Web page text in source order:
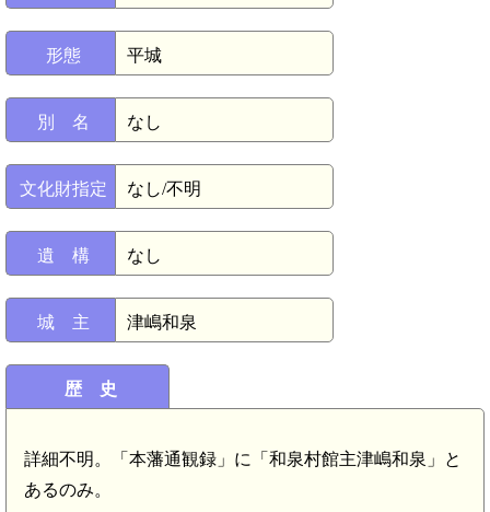
形態 平城
別 名 なし
文化財指定 なし/不明
遺 構 なし
城 主 津嶋和泉
歴 史
詳細不明。「本藩通観録」に「和泉村館主津嶋和泉」と
あるのみ。